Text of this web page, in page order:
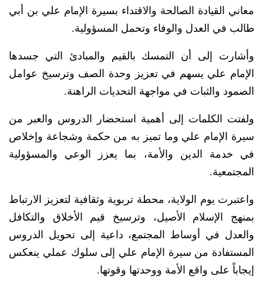
معاني القيادة الصالحة والاقتداء بسيرة الإمام علي بن أبي
طالب في العدل والوفاء وتحمل المسؤولية.
وأشارت إلى أن التمسك بالقيم والمبادئ التي جسدها
الإمام علي يسهم في تعزيز وحدة الصف وترسيخ عوامل
الصمود والثبات في مواجهة التحديات الراهنة.
ولفتت الكلمات إلى أهمية استحضار الدروس والعبر من
سيرة الإمام علي وما تميز به من حكمة وشجاعة وإخلاص
في خدمة الدين والأمة، بما يعزز الوعي والمسؤولية
المجتمعية.
واعتبرت يوم الولاية، محطة تربوية وثقافية لتعزيز الارتباط
بمنهج الإسلام الأصيل، وترسيخ قيم الأخلاق والتكافل
والعدل في أوساط المجتمع، داعية إلى تحويل الدروس
المستفادة من سيرة الإمام علي إلى سلوك عملي ينعكس
إيجاباً على واقع الأمة ووحدتها وقوتها.